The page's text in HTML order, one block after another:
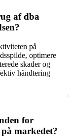
af dba
på
optimere
skader og
håndtering
for
markedet?